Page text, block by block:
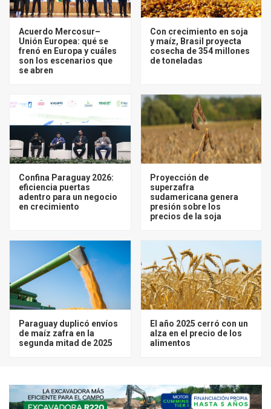
Acuerdo Mercosur–
Unión Europea: qué se
frenó en Europa y cuáles
son los escenarios que
se abren
Con crecimiento en soja
y maíz, Brasil proyecta
cosecha de 354 millones
de toneladas
Confina Paraguay 2026:
eficiencia puertas
adentro para un negocio
en crecimiento
Proyección de
superzafra
sudamericana genera
presión sobre los
precios de la soja
Paraguay duplicó envíos
de maíz zafra en la
segunda mitad de 2025
El año 2025 cerró con un
alza en el precio de los
alimentos